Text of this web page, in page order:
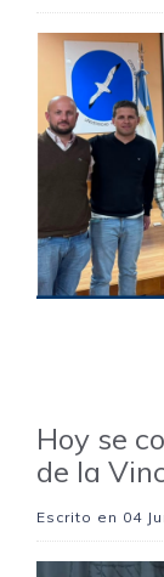
Hoy se
de la
Escrito en 04